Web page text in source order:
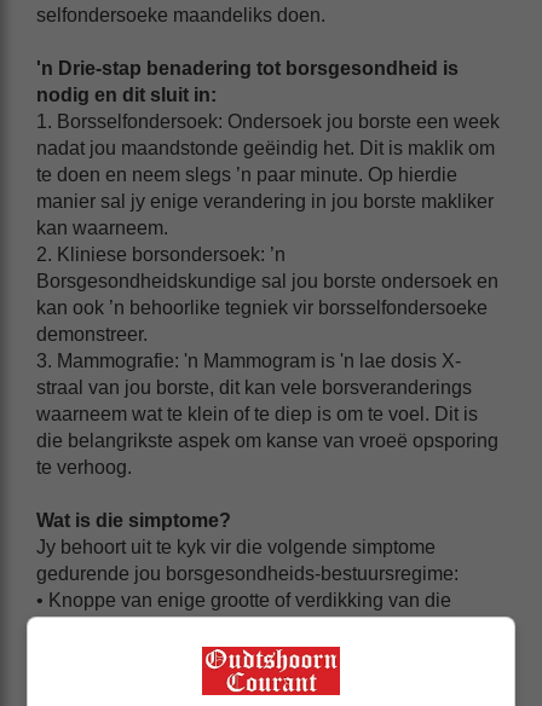
selfondersoeke maandeliks doen.
'n Drie-stap benadering tot borsgesondheid is
nodig en dit sluit in:
1. Borsselfondersoek: Ondersoek jou borste een week
nadat jou maandstonde geëindig het. Dit is maklik om
te doen en neem slegs ’n paar minute. Op hierdie
manier sal jy enige verandering in jou borste makliker
kan waarneem.
2. Kliniese borsondersoek: ’n
Borsgesondheidskundige sal jou borste ondersoek en
kan ook ’n behoorlike tegniek vir borsselfondersoeke
demonstreer.
3. Mammografie: 'n Mammogram is 'n lae dosis X-
straal van jou borste, dit kan vele borsveranderings
waarneem wat te klein of te diep is om te voel. Dit is
die belangrikste aspek om kanse van vroeë opsporing
te verhoog.
Wat is die simptome?
Jy behoort uit te kyk vir die volgende simptome
gedurende jou borsgesondheids-bestuursregime:
• Knoppe van enige grootte of verdikking van die
• Veranderings in die vorm van die bors of
aanhoudende ongerief.